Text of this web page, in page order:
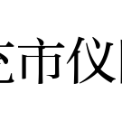
市